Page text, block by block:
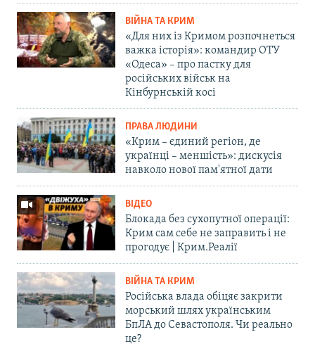
ВІЙНА ТА КРИМ
«Для них із Кримом розпочнеться
важка історія»: командир ОТУ
«Одеса» – про пастку для
російських військ на
Кінбурнській косі
ПРАВА ЛЮДИНИ
«Крим – єдиний регіон, де
українці – меншість»: дискусія
навколо нової пам'ятної дати
ВІДЕО
Блокада без сухопутної операції:
Крим сам себе не заправить і не
прогодує | Крим.Реалії
ВІЙНА ТА КРИМ
Російська влада обіцяє закрити
морський шлях українським
БпЛА до Севастополя. Чи реально
це?